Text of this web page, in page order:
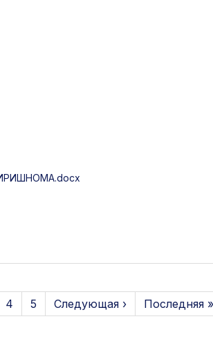
4 5 Следующая › Последняя »